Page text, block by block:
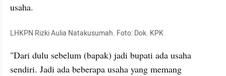
usaha.
LHKPN Rizki Aulia Natakusumah. Foto: Dok. KPK
"Dari dulu sebelum (bapak) jadi bupati ada usaha